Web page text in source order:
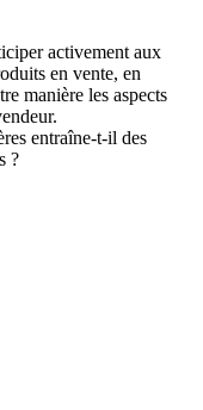
activement aux
en vente, en
manière les aspects
entraîne-t-il des
?